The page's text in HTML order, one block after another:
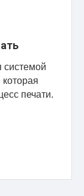
печати.